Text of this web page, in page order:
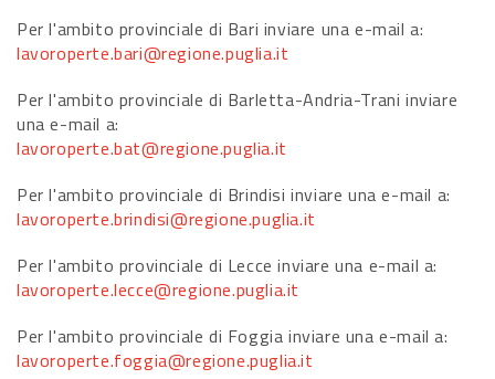
Per l'ambito provinciale di Bari inviare una e-mail a:
lavoroperte.bari@regione.puglia.it
Per l'ambito provinciale di Barletta-Andria-Trani inviare
una e-mail a:
lavoroperte.bat@regione.puglia.it
Per l'ambito provinciale di Brindisi inviare una e-mail a:
lavoroperte.brindisi@regione.puglia.it
Per l'ambito provinciale di Lecce inviare una e-mail a:
lavoroperte.lecce@regione.puglia.it
Per l'ambito provinciale di Foggia inviare una e-mail a:
lavoroperte.foggia@regione.puglia.it